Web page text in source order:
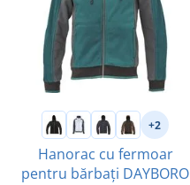
+2
Hanorac cu fermoar
pentru bărbați DAYBORO